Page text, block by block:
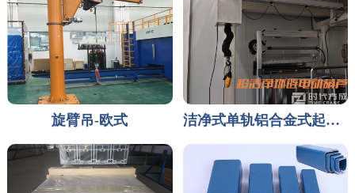
旋臂吊-欧式 洁净式单轨铝合金式起重机